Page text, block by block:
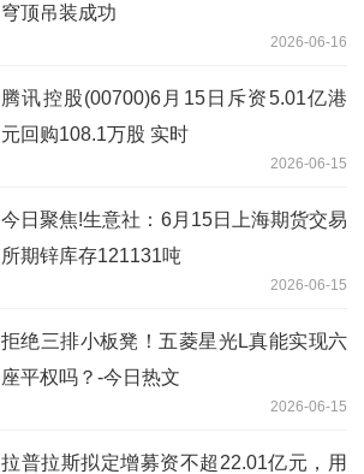
穹顶吊装成功
2026-06-16
腾讯控股(00700)6月15日斥资5.01亿港
元回购108.1万股 实时
2026-06-15
今日聚焦!生意社：6月15日上海期货交易
所期锌库存121131吨
2026-06-15
拒绝三排小板凳！五菱星光L真能实现六
座平权吗？-今日热文
2026-06-15
拉普拉斯拟定增募资不超22.01亿元，用